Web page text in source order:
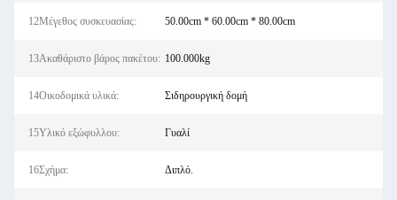
12Μέγεθος συσκευασίας: 50.00cm * 60.00cm * 80.00cm
13Ακαθάριστο βάρος πακέτου: 100.000kg
14Οικοδομικά υλικά: Σιδηρουργική δομή
15Υλικό εξώφυλλου: Γυαλί
16Σχήμα: Διπλό.